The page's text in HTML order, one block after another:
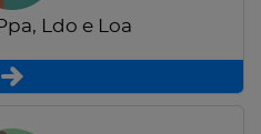
Ldo e Loa